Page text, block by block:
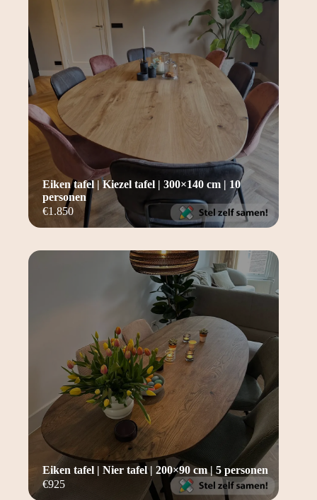
€1.850
Eiken tafel | Kiezel tafel | 300×140 cm | 10
personen
€925
Eiken tafel | Nier tafel | 200×90 cm | 5 personen